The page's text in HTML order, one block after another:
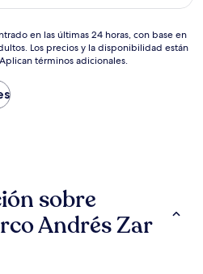
de
$57
en las últimas 24 horas, con base en
Los precios y la disponibilidad están
términos adicionales.
sobre
Andrés Zar